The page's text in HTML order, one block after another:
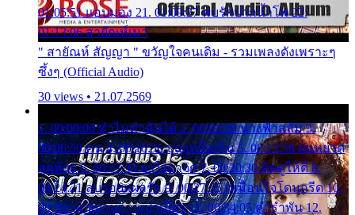
01:05:51 แอบมอง 21. 01:09:27 พบรักปากน้ำโพ 22.
01:13:06 สายัณห์เมา
" สายัณห์ สัญญา " ขวัญใจคนเดิม - รวมเพลงดังเพราะๆ
ซึ้งๆ (Official Audio)
30 views • 21.07.2569
1. 00:00:00 ทำไมทำฉันได้ 2. 00:03:20 นางฟ้าสลัม 3.
00:06:50 คน 4. 00:10:36 บุญเหลือเกิน 5. 00:13:58 ฝนหยาด
สุดท้าย 6. 00:17:30 ยาใจยาจก 7. 00:20:30 คิดดูให้ดี 8.
00:24:21 ลบรอยแผลรัก 9. 00:27:35 เหมือนใจโดนกรีด 10.
00:30:54 ขบวนการเปาเปียว 11. 00:34:05 คำรำพัน 12.